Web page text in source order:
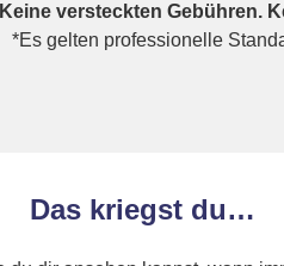
versteckten Gebühren.
*Es gelten professionelle
Das kriegst du…